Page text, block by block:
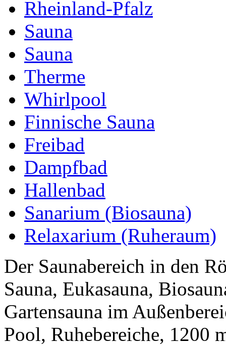
Rheinland-Pfalz
Sauna
Sauna
Therme
Whirlpool
Finnische Sauna
Freibad
Dampfbad
Hallenbad
Sanarium (Biosauna)
Relaxarium (Ruheraum)
Der Saunabereich in den
Sauna, Eukasauna,
Gartensauna im
Pool, Ruhebereiche, 1200